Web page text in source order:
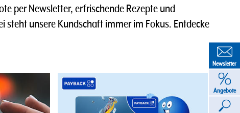
per Newsletter, erfrischende Rezepte und
unsere Kundschaft immer im Fokus. Entdecke
Newsletter
Angebote